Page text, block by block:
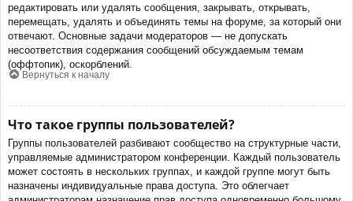
редактировать или удалять сообщения, закрывать, открывать,
перемещать, удалять и объединять темы на форуме, за который они
отвечают. Основные задачи модераторов — не допускать
несоответствия содержания сообщений обсуждаемым темам
(оффтопик), оскорблений.
Вернуться к началу
Что такое группы пользователей?
Группы пользователей разбивают сообщество на структурные части,
управляемые администратором конференции. Каждый пользователь
может состоять в нескольких группах, и каждой группе могут быть
назначены индивидуальные права доступа. Это облегчает